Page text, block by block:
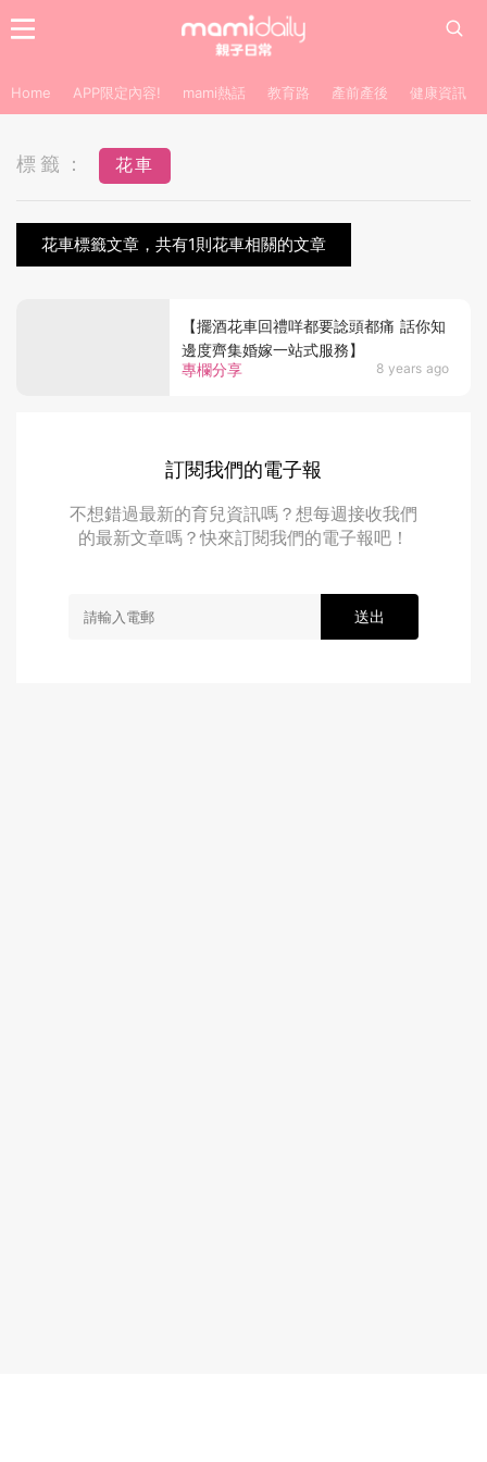
Home APP限定內容! mami熱話 教育路 產前產後 健康資訊
標籤： 花車
花車標籤文章，共有1則花車相關的文章
專欄分享 8 years ago
【擺酒花車回禮咩都要諗頭都痛 話你知
邊度齊集婚嫁一站式服務】
訂閱我們的電子報
不想錯過最新的育兒資訊嗎？想每週接收我們
的最新文章嗎？快來訂閱我們的電子報吧！
送出